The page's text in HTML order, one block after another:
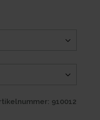
910012